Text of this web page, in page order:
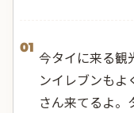
01
今タイに来る観
ンイレブンもよ
さん来てるよ。